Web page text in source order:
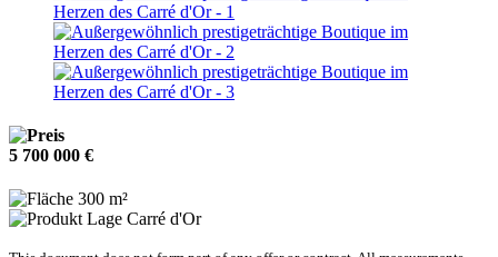
5 700 000 €
300 m²
Carré d'Or